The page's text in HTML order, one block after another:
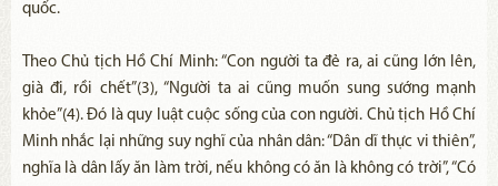
quốc.
Theo Chủ tịch Hồ Chí Minh: “Con người ta đẻ ra, ai cũng lớn lên,
già đi, rồi chết”(3), “Người ta ai cũng muốn sung sướng mạnh
khỏe”(4). Đó là quy luật cuộc sống của con người. Chủ tịch Hồ Chí
Minh nhắc lại những suy nghĩ của nhân dân: “Dân dĩ thực vi thiên”,
nghĩa là dân lấy ăn làm trời, nếu không có ăn là không có trời”, “Có